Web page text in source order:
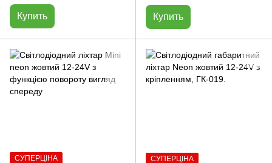
Купить Купить
СУПЕРЦІНА
СУПЕРЦІНА